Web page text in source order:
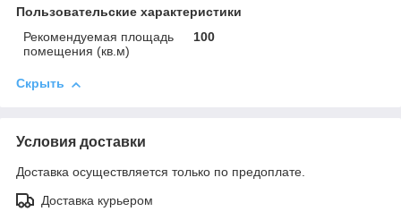
Пользовательские характеристики
Рекомендуемая площадь
помещения (кв.м)
100
Скрыть
Условия доставки
Доставка осуществляется только по предоплате.
Доставка курьером